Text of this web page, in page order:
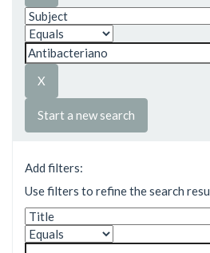
Start a new search
Add filters:
Use filters to refine the search